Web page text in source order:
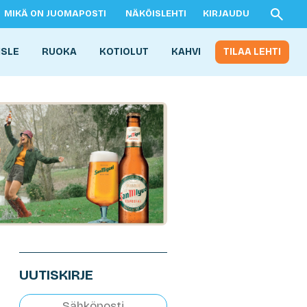
MIKÄ ON JUOMAPOSTI NÄKÖISLEHTI KIRJAUDU
RUOKA KOTIOLUT KAHVI TILAA LEHTI
UUTISKIRJE